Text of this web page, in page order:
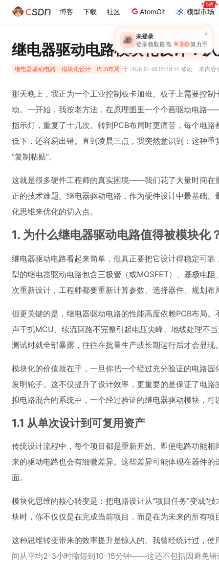
博客 下载 社区 AtomGit 模型市场
×
🎁 未登录
登录领取最高 ￥30 算力币
继电器驱动电路模块化设计：
继电器驱动电路 模块化设计 PCB布局 于 2026-07-08 05:19:51 修改· 本内容
那天晚上，我正为一个工业控制板卡加班。板子上需要控
动。一开始，我按老方法，在原理图里一个个画驱动电路
指示灯，重复了十几次。转到PCB布局时更痛苦，每个电
低下，还容易出错。直到凌晨三点，我突然意识到：这种重
“复制粘贴”。
这就是很多硬件工程师的真实困境——我们花了大量时间在
正的技术难题。继电器驱动电路，作为硬件设计中最基础
化思维来优化的切入点。
1. 为什么继电器驱动电路值得被模块化
继电器驱动电路看起来简单，但真正要把它设计得稳定可
型的继电器驱动电路包含三极管（或MOSFET）、基极电
次重新设计，工程师都要重新计算参数、选择器件、规划布
但更关键的是，继电器驱动电路的性能高度依赖PCB布局
声干扰MCU、续流回路不完整引起电压尖峰、地线处理不
测试时就全部暴露，往往在批量生产或长期运行后才会显现
模块化的价值就在于，一旦你把一个经过充分验证的电路
发明轮子。这不仅提升了设计效率，更重要的是保证了电
拟电路混合的系统中，一个经过验证的继电器驱动模块，
1.1 从单次设计到可复用资产
传统设计流程中，每个项目都是重新开始。即使电路功能
来的驱动电路也会有细微差异。这些差异可能体现在器件
面。
模块化思维的核心转变是：把电路设计从“项目任务”变成“
块时，你不仅仅是在完成当前项目，而是在为未来的所有项
这种思维转变带来的效率提升是惊人的。我曾经统计过，
间从平均2-3小时缩短到10-15分钟——这还不包括因避免错